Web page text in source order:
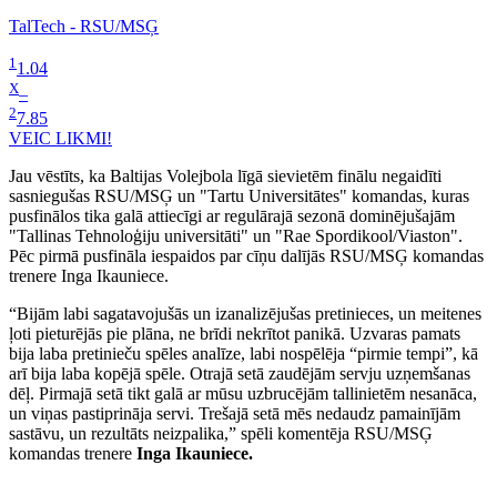
TalTech - RSU/MSĢ
1 1.04
X–
27.85
VEIC LIKMI!
Jau vēstīts, ka Baltijas Volejbola līgā sievietēm finālu negaidīti
sasniegušas RSU/MSĢ un "Tartu Universitātes" komandas, kuras
pusfinālos tika galā attiecīgi ar regulārajā sezonā dominējušajām
"Tallinas Tehnoloģiju universitāti" un "Rae Spordikool/Viaston".
Pēc pirmā pusfināla iespaidos par cīņu dalījās RSU/MSĢ komandas
trenere Inga Ikauniece.
“Bijām labi sagatavojušās un izanalizējušas pretinieces, un meitenes
ļoti pieturējās pie plāna, ne brīdi nekrītot panikā. Uzvaras pamats
bija laba pretinieču spēles analīze, labi nospēlēja “pirmie tempi”, kā
arī bija laba kopējā spēle. Otrajā setā zaudējām servju uzņemšanas
dēļ. Pirmajā setā tikt galā ar mūsu uzbrucējām tallinietēm nesanāca,
un viņas pastiprināja servi. Trešajā setā mēs nedaudz pamainījām
sastāvu, un rezultāts neizpalika,” spēli komentēja RSU/MSĢ
komandas trenere Inga Ikauniece.